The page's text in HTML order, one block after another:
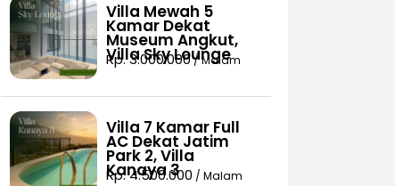
Villa Mewah 5
Kamar Dekat
Museum Angkut,
Villa Sky Lounge
Rp. 3.000.000/ Malam
Villa 7 Kamar Full
AC Dekat Jatim
Park 2, Villa
Kanaya 3
Rp. 4.500.000 / Malam